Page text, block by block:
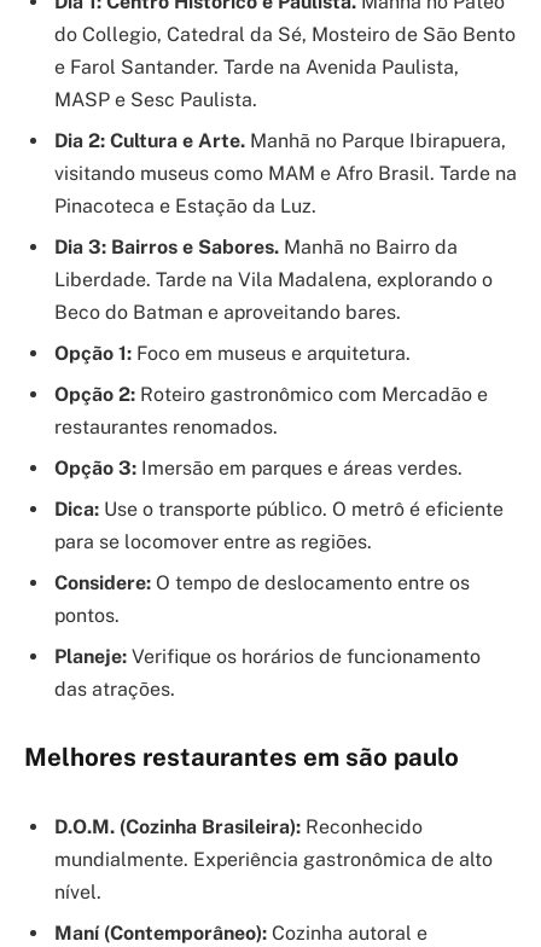
do Collegio, Catedral da Sé, Mosteiro de São Bento
e Farol Santander. Tarde na Avenida Paulista,
MASP e Sesc Paulista.
Dia 2: Cultura e Arte. Manhã no Parque Ibirapuera,
visitando museus como MAM e Afro Brasil. Tarde na
Pinacoteca e Estação da Luz.
Dia 3: Bairros e Sabores. Manhã no Bairro da
Liberdade. Tarde na Vila Madalena, explorando o
Beco do Batman e aproveitando bares.
Opção 1: Foco em museus e arquitetura.
Opção 2: Roteiro gastronômico com Mercadão e
restaurantes renomados.
Opção 3: Imersão em parques e áreas verdes.
Dica: Use o transporte público. O metrô é eficiente
para se locomover entre as regiões.
Considere: O tempo de deslocamento entre os
pontos.
Planeje: Verifique os horários de funcionamento
das atrações.
Melhores restaurantes em são paulo
D.O.M. (Cozinha Brasileira): Reconhecido
mundialmente. Experiência gastronômica de alto
nível.
Maní (Contemporâneo): Cozinha autoral e